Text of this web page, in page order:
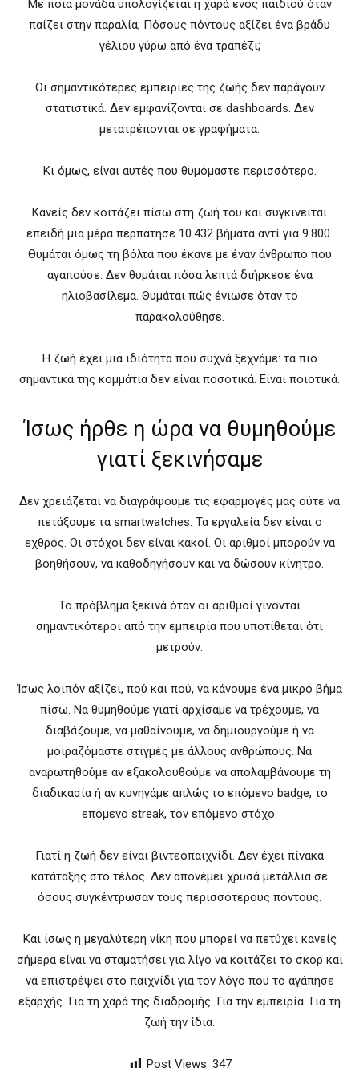
Με ποια μονάδα υπολογίζεται η χαρά ενός παιδιού όταν
παίζει στην παραλία; Πόσους πόντους αξίζει ένα βράδυ
γέλιου γύρω από ένα τραπέζι;
Οι σημαντικότερες εμπειρίες της ζωής δεν παράγουν
στατιστικά. Δεν εμφανίζονται σε dashboards. Δεν
μετατρέπονται σε γραφήματα.
Κι όμως, είναι αυτές που θυμόμαστε περισσότερο.
Κανείς δεν κοιτάζει πίσω στη ζωή του και συγκινείται
επειδή μια μέρα περπάτησε 10.432 βήματα αντί για 9.800.
Θυμάται όμως τη βόλτα που έκανε με έναν άνθρωπο που
αγαπούσε. Δεν θυμάται πόσα λεπτά διήρκεσε ένα
ηλιοβασίλεμα. Θυμάται πώς ένιωσε όταν το
παρακολούθησε.
Η ζωή έχει μια ιδιότητα που συχνά ξεχνάμε: τα πιο
σημαντικά της κομμάτια δεν είναι ποσοτικά. Είναι ποιοτικά.
Ίσως ήρθε η ώρα να θυμηθούμε
γιατί ξεκινήσαμε
Δεν χρειάζεται να διαγράψουμε τις εφαρμογές μας ούτε να
πετάξουμε τα smartwatches. Τα εργαλεία δεν είναι ο
εχθρός. Οι στόχοι δεν είναι κακοί. Οι αριθμοί μπορούν να
βοηθήσουν, να καθοδηγήσουν και να δώσουν κίνητρο.
Το πρόβλημα ξεκινά όταν οι αριθμοί γίνονται
σημαντικότεροι από την εμπειρία που υποτίθεται ότι
μετρούν.
Ίσως λοιπόν αξίζει, πού και πού, να κάνουμε ένα μικρό βήμα
πίσω. Να θυμηθούμε γιατί αρχίσαμε να τρέχουμε, να
διαβάζουμε, να μαθαίνουμε, να δημιουργούμε ή να
μοιραζόμαστε στιγμές με άλλους ανθρώπους. Να
αναρωτηθούμε αν εξακολουθούμε να απολαμβάνουμε τη
διαδικασία ή αν κυνηγάμε απλώς το επόμενο badge, το
επόμενο streak, τον επόμενο στόχο.
Γιατί η ζωή δεν είναι βιντεοπαιχνίδι. Δεν έχει πίνακα
κατάταξης στο τέλος. Δεν απονέμει χρυσά μετάλλια σε
όσους συγκέντρωσαν τους περισσότερους πόντους.
Και ίσως η μεγαλύτερη νίκη που μπορεί να πετύχει κανείς
σήμερα είναι να σταματήσει για λίγο να κοιτάζει το σκορ και
να επιστρέψει στο παιχνίδι για τον λόγο που το αγάπησε
εξαρχής. Για τη χαρά της διαδρομής. Για την εμπειρία. Για τη
ζωή την ίδια.
Post Views: 347